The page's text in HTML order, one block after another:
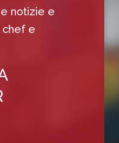
notizie e
chef e